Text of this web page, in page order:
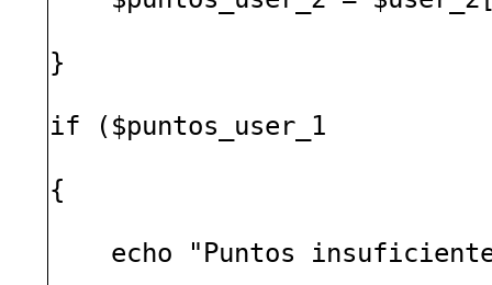
}
if ($puntos_user_1
{
echo "Puntos